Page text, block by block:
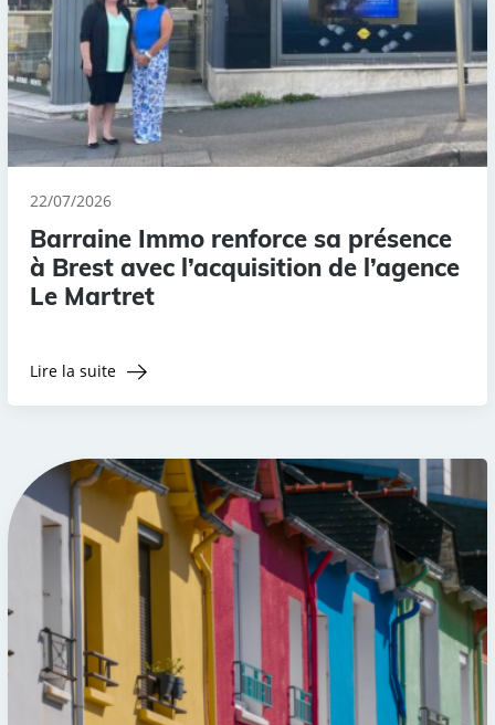
22/07/2026
Barraine Immo renforce sa présence
à Brest avec l’acquisition de l’agence
Le Martret
Lire la suite